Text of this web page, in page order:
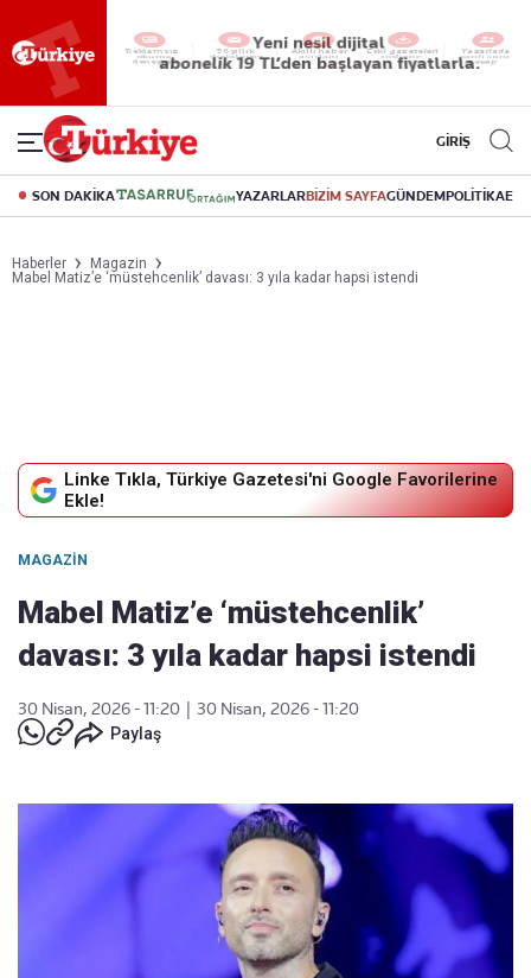
Yeni nesil dijital
abonelik 19 TL’den başlayan fiyatlarla.
GİRİŞ
SON DAKİKA YAZARLARBİZİM SAYFAGÜNDEMPOLİTİKA
Haberler
Magazin
Mabel Matiz’e ‘müstehcenlik’ davası: 3 yıla kadar hapsi istendi
Linke Tıkla, Türkiye Gazetesi'ni Google Favorilerine
Ekle!
MAGAZIN
Mabel Matiz’e ‘müstehcenlik’
davası: 3 yıla kadar hapsi istendi
30 Nisan, 2026 - 11:20
30 Nisan, 2026 - 11:20
Paylaş